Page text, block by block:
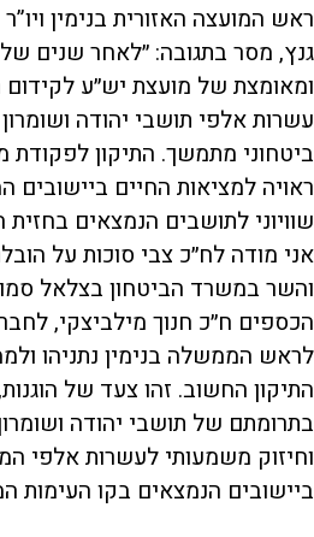
ראש המועצה האזורית בנימין
גנץ, מסר בתגובה: ״לאחר שנים
ומאומצת של מועצת יש״ע לקידום
עשרות אלפי תושבי יהודה
ביטחוני מתמשך. התיקון
ראויה למציאות החיים ביישובים
שוויוני לתושבים הנמצאים
אני מודה לח״כ צבי סוכות על
והשר במשרד הביטחון בצלאל
הכספים ח״כ חנוך מילביצקי,
לראש הממשלה בנימין נתניהו
התיקון החשוב. זהו צעד של
בתרומתם של תושבי יהודה
וחיזוק משמעותי לעשרות אלפי
ביישובים הנמצאים בקו העימות